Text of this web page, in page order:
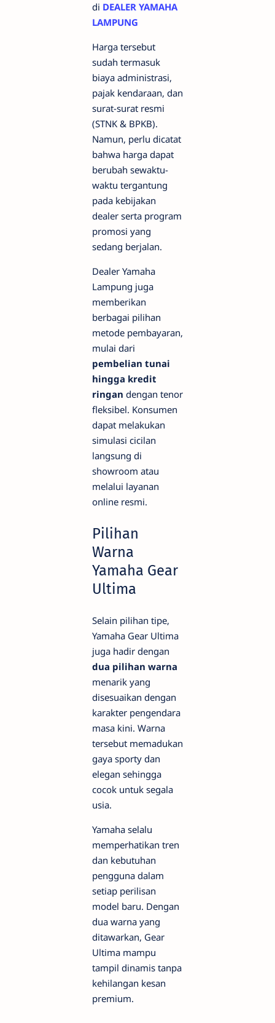
di DEALER YAMAHA
LAMPUNG
Harga tersebut
sudah termasuk
biaya administrasi,
pajak kendaraan, dan
surat-surat resmi
(STNK & BPKB).
Namun, perlu dicatat
bahwa harga dapat
berubah sewaktu-
waktu tergantung
pada kebijakan
dealer serta program
promosi yang
sedang berjalan.
Dealer Yamaha
Lampung juga
memberikan
berbagai pilihan
metode pembayaran,
mulai dari
pembelian tunai
hingga kredit
ringan dengan tenor
fleksibel. Konsumen
dapat melakukan
simulasi cicilan
langsung di
showroom atau
melalui layanan
online resmi.
Pilihan
Warna
Yamaha Gear
Ultima
Selain pilihan tipe,
Yamaha Gear Ultima
juga hadir dengan
dua pilihan warna
menarik yang
disesuaikan dengan
karakter pengendara
masa kini. Warna
tersebut memadukan
gaya sporty dan
elegan sehingga
cocok untuk segala
usia.
Yamaha selalu
memperhatikan tren
dan kebutuhan
pengguna dalam
setiap perilisan
model baru. Dengan
dua warna yang
ditawarkan, Gear
Ultima mampu
tampil dinamis tanpa
kehilangan kesan
premium.